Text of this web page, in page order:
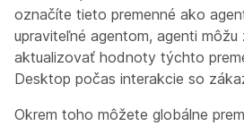
označíte tieto premenné ako
upraviteľné agentom, agenti
aktualizovať hodnoty týchto
Desktop počas interakcie so
Okrem toho môžete globálne